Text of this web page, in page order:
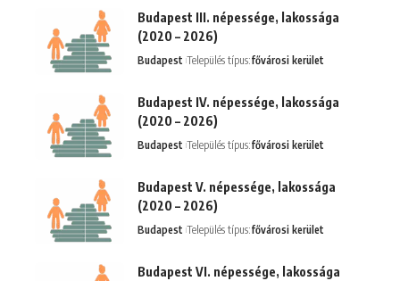
Budapest III. népessége, lakossága
(2020 – 2026)
Budapest Település típus:fővárosi kerület
Budapest IV. népessége, lakossága
(2020 – 2026)
Budapest Település típus:fővárosi kerület
Budapest V. népessége, lakossága
(2020 – 2026)
Budapest Település típus:fővárosi kerület
Budapest VI. népessége, lakossága